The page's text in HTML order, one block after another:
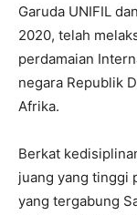
Garuda UNIFIL
2020, telah
perdamaian
negara Republik
Afrika.
Berkat
juang yang tinggi
yang tergabung